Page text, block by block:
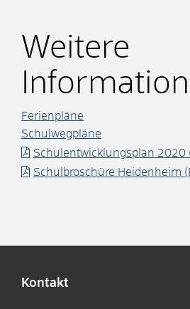
Weitere
Ferienpläne
Schulwegpläne
Schulentwicklungsplan 2020
Schulbroschüre Heidenheim
Kontakt